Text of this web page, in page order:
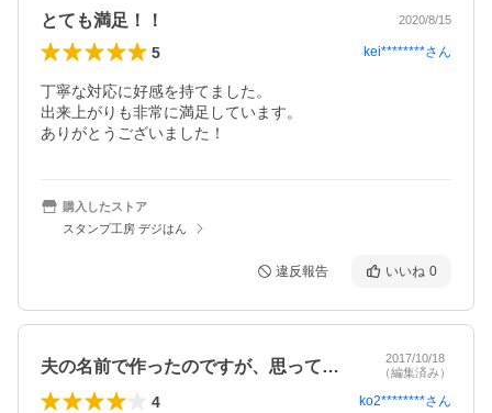
とても満足！！ 2020/8/15
5 kei********さん
丁寧な対応に好感を持てました。
出来上がりも非常に満足しています。
ありがとうございました！
購入したストア
スタンプ工房 デジはん
違反報告 いいね 0
夫の名前で作ったのですが、思っていたよ…
2017/10/18
（編集済み）
4 ko2********さん